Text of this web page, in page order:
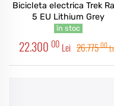
Bicicleta electrica Trek
5 EU Lithium Grey
în stoc
22.300 00 Lei 26.77500